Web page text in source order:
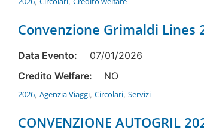
Convenzione Grimaldi Lines
Data Evento:
07/01/2026
Credito Welfare:
NO
2026, Agenzia Viaggi, Circolari, Servizi
CONVENZIONE AUTOGRIL